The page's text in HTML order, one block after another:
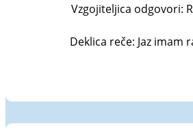
Vzgojiteljica odgovori:
Deklica reče: Jaz imam